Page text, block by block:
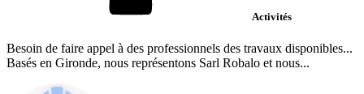
Activités
Besoin de faire appel à des professionnels des travaux disponibles...
Basés en Gironde, nous représentons Sarl Robalo et nous...